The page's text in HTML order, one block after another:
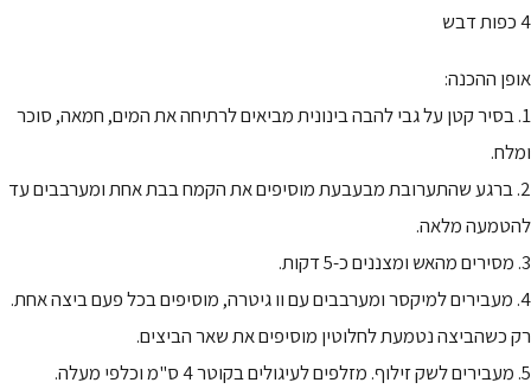
4 כפות דבש
אופן ההכנה:
1. בסיר קטן על גבי להבה בינונית מביאים לרתיחה את המים, חמאה, סוכר
ומלח.
2. ברגע שהתערובת מבעבעת מוסיפים את הקמח בבת אחת ומערבבים עד
להטמעה מלאה.
3. מסירים מהאש ומצננים כ-5 דקות.
4. מעבירים למיקסר ומערבבים עם וו גיטרה, מוסיפים בכל פעם ביצה אחת.
רק כשהביצה נטמעת לחלוטין מוסיפים את שאר הביצים.
5. מעבירים לשק זילוף. מזלפים לעיגולים בקוטר 4 ס"מ וכלפי מעלה.